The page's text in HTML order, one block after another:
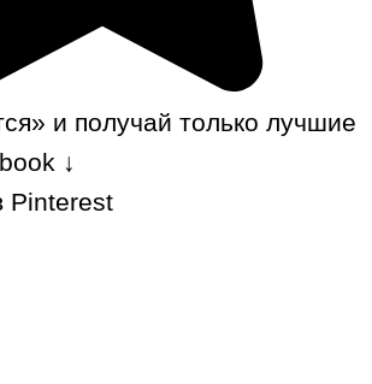
и получай только лучшие
↓
Pinterest